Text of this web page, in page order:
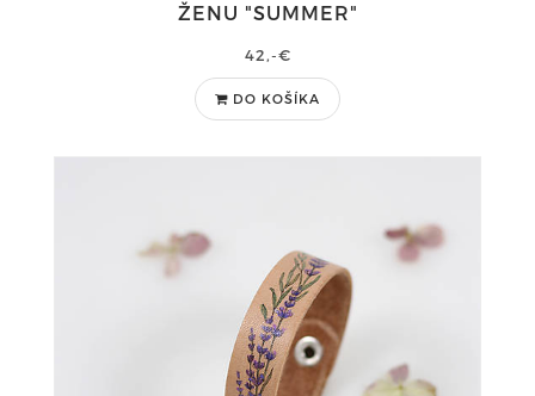
ŽENU "SUMMER"
42,-€
DO KOŠÍKA